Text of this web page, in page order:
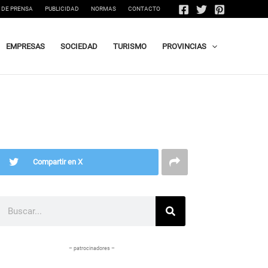
PRENSA PUBLICIDAD NORMAS CONTACTO
EMPRESAS SOCIEDAD TURISMO PROVINCIAS
Compartir en X
– patrocinadores –